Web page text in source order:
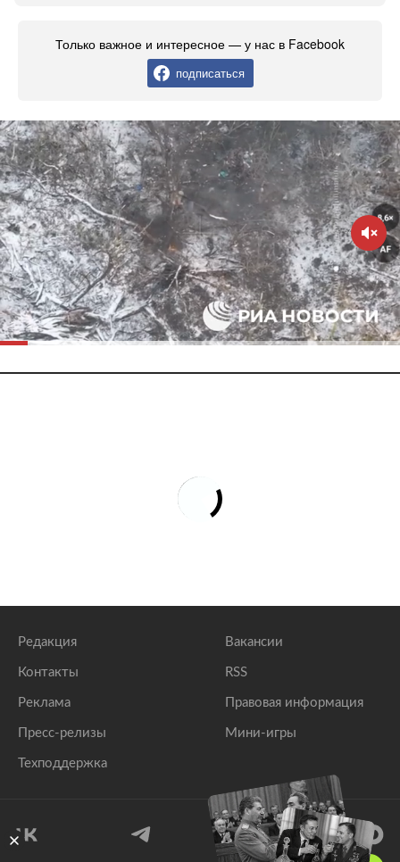
Только важное и интересное — у нас в Facebook
подписаться
Редакция
Контакты
Реклама
Пресс-релизы
Техподдержка
Вакансии
RSS
Правовая информация
Мини-игры